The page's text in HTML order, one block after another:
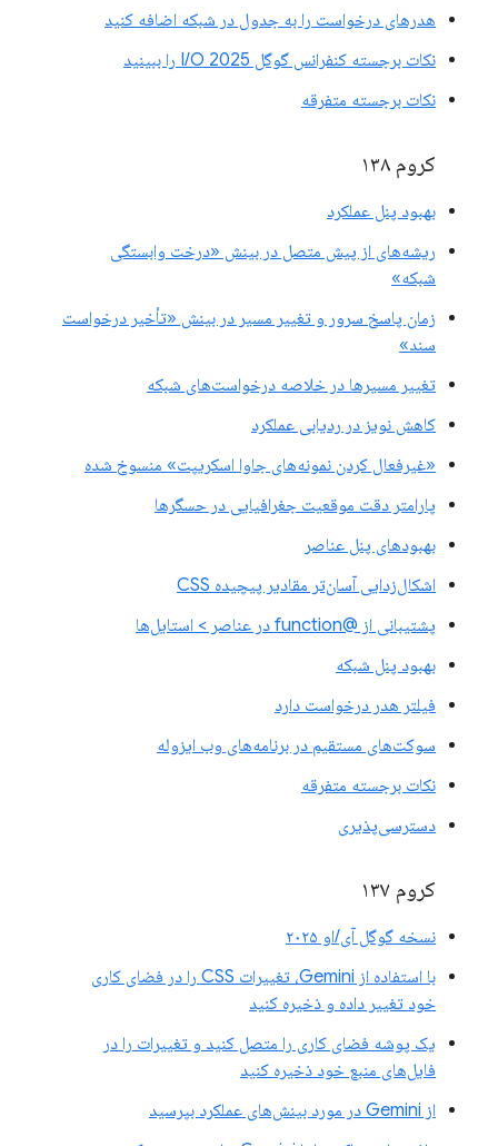
هدرهای درخواست را به جدول در شبکه اضافه کنید
نکات برجسته کنفرانس گوگل I/O 2025 را ببینید
نکات برجسته متفرقه
کروم ۱۳۸
بهبود پنل عملکرد
ریشه‌های از پیش متصل در بینش «درخت وابستگی
شبکه»
زمان پاسخ سرور و تغییر مسیر در بینش «تأخیر درخواست
سند»
تغییر مسیرها در خلاصه درخواست‌های شبکه
کاهش نویز در ردیابی عملکرد
«غیرفعال کردن نمونه‌های جاوا اسکریپت» منسوخ شده
پارامتر دقت موقعیت جغرافیایی در حسگرها
بهبودهای پنل عناصر
اشکال‌زدایی آسان‌تر مقادیر پیچیده CSS
پشتیبانی از @function در عناصر > استایل‌ها
بهبود پنل شبکه
فیلتر هدر درخواست دارد
سوکت‌های مستقیم در برنامه‌های وب ایزوله
نکات برجسته متفرقه
دسترسی‌پذیری
کروم ۱۳۷
نسخه گوگل آی/او ۲۰۲۵
با استفاده از Gemini، تغییرات CSS را در فضای کاری
خود تغییر داده و ذخیره کنید
یک پوشه فضای کاری را متصل کنید و تغییرات را در
فایل‌های منبع خود ذخیره کنید
از Gemini در مورد بینش‌های عملکرد بپرسید